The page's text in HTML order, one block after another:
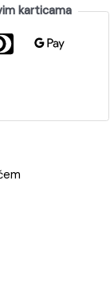
karticama